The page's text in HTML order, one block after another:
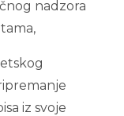
nadzora
iz svoje